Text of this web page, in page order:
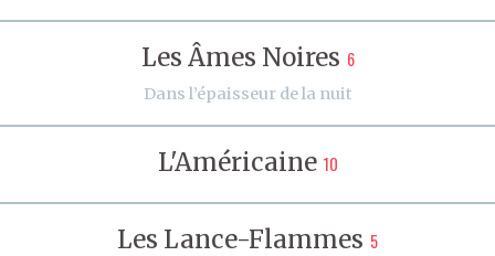
Les Âmes Noires 6
Dans l’épaisseur de la nuit
L'Américaine 10
Les Lance-Flammes 5